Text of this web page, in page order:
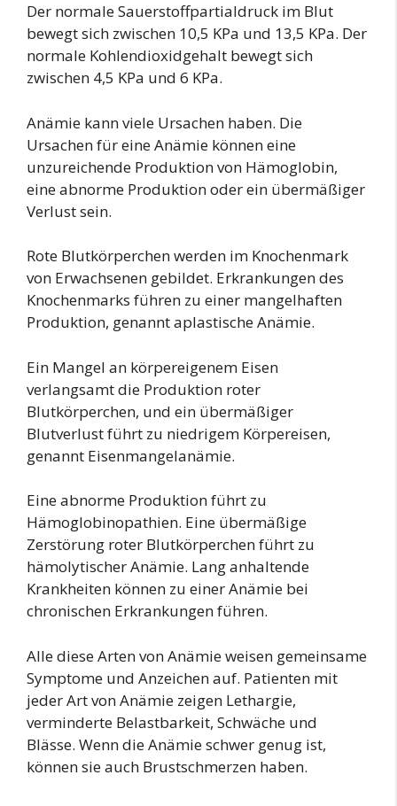
Der normale Sauerstoffpartialdruck im Blut
bewegt sich zwischen 10,5 KPa und 13,5 KPa. Der
normale Kohlendioxidgehalt bewegt sich
zwischen 4,5 KPa und 6 KPa.
Anämie kann viele Ursachen haben. Die
Ursachen für eine Anämie können eine
unzureichende Produktion von Hämoglobin,
eine abnorme Produktion oder ein übermäßiger
Verlust sein.
Rote Blutkörperchen werden im Knochenmark
von Erwachsenen gebildet. Erkrankungen des
Knochenmarks führen zu einer mangelhaften
Produktion, genannt aplastische Anämie.
Ein Mangel an körpereigenem Eisen
verlangsamt die Produktion roter
Blutkörperchen, und ein übermäßiger
Blutverlust führt zu niedrigem Körpereisen,
genannt Eisenmangelanämie.
Eine abnorme Produktion führt zu
Hämoglobinopathien. Eine übermäßige
Zerstörung roter Blutkörperchen führt zu
hämolytischer Anämie. Lang anhaltende
Krankheiten können zu einer Anämie bei
chronischen Erkrankungen führen.
Alle diese Arten von Anämie weisen gemeinsame
Symptome und Anzeichen auf. Patienten mit
jeder Art von Anämie zeigen Lethargie,
verminderte Belastbarkeit, Schwäche und
Blässe. Wenn die Anämie schwer genug ist,
können sie auch Brustschmerzen haben.